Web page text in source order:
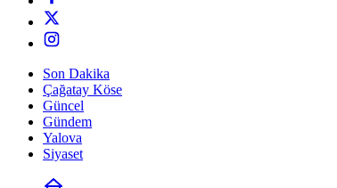
Son Dakika
Çağatay Köse
Güncel
Gündem
Yalova
Siyaset